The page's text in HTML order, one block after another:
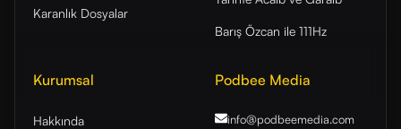
Karanlık Dosyalar
Barış Özcan ile 111Hz
Kurumsal
Hakkında
Podbee Media
info@podbeemedia.com